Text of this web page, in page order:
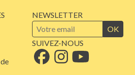
NEWSLETTER
OK
SUIVEZ-NOUS